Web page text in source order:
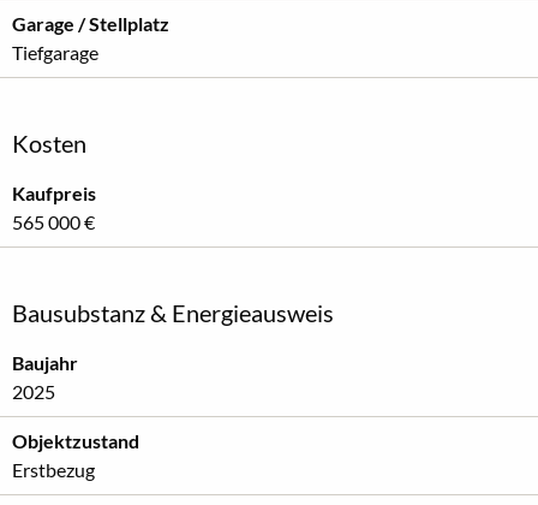
Garage / Stellplatz
Tiefgarage
Kosten
Kaufpreis
565 000 €
Bausubstanz & Energieausweis
Baujahr
2025
Objektzustand
Erstbezug